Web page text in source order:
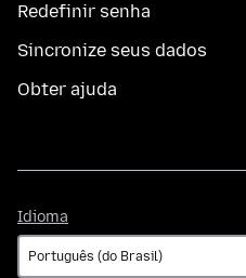
Redefinir senha
Sincronize seus dados
Obter ajuda
Idioma